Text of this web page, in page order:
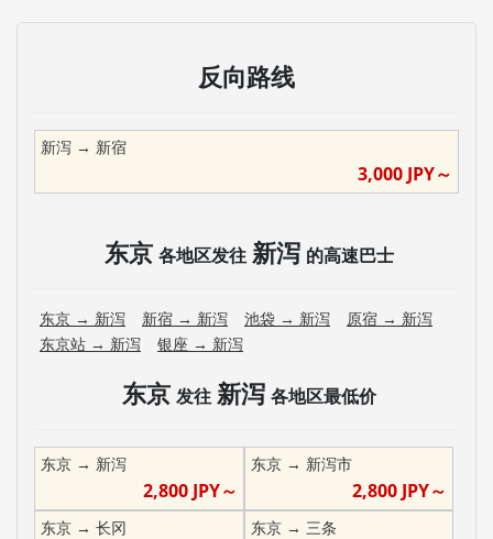
反向路线
新泻 → 新宿
3,000 JPY～
东京 各地区发往 新泻 的高速巴士
东京 → 新泻 新宿 → 新泻 池袋 → 新泻 原宿 → 新泻
东京站 → 新泻 银座 → 新泻
东京 发往 新泻 各地区最低价
东京 → 新泻
2,800JPY～
东京→ 新泻市
2,800 JPY～
东京 → 长冈 东京→ 三条